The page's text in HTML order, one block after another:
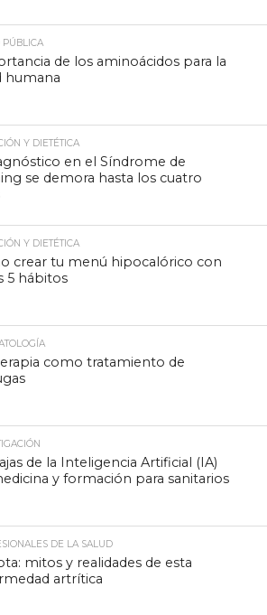
PÚBLICA
de los aminoácidos para la
humana
Y DIETÉTICA
en el Síndrome de
se demora hasta los cuatro
Y DIETÉTICA
crear tu menú hipocalórico con
5 hábitos
como tratamiento de
de la Inteligencia Artificial (IA)
y formación para sanitarios
DE LA SALUD
mitos y realidades de esta
artrítica